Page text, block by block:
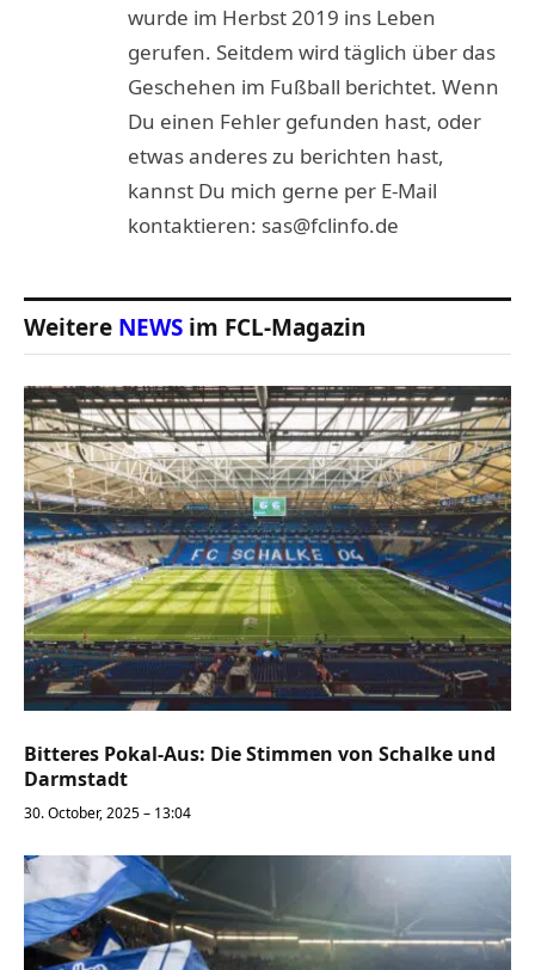
wurde im Herbst 2019 ins Leben
gerufen. Seitdem wird täglich über das
Geschehen im Fußball berichtet. Wenn
Du einen Fehler gefunden hast, oder
etwas anderes zu berichten hast,
kannst Du mich gerne per E-Mail
kontaktieren: sas@fclinfo.de
Weitere NEWS im FCL-Magazin
Bitteres Pokal-Aus: Die Stimmen von Schalke und
Darmstadt
30. October, 2025 – 13:04